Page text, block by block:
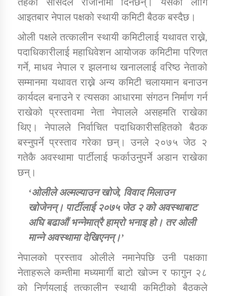
तातोपानी गाउँपालिका जुम्लाको महिनावारी सम्बन्धिकाे
सन्देश
तातोपानी गाउँपालिका जुम्लाको सूचना
तातोपानी गाउँपालिका जुम्लाको सूचना
आइतबार नेपाल पक्षको स्थायी कमिटी बैठक बस्दैछ।
ओली पक्षले तत्कालीन स्थायी कमिटीलाई यथावत राख्ने,
पदाधिकारीलाई महाधिवेशन आयोजक कमिटीमा परिणत
गर्ने, माधव नेपाल र झलनाथ खनाललाई वरिष्ठ नेताको
सम्मानमा यथावत राख्ने अन्य कमिटी चलायमान बनाउन
कार्यदल बनाउने र त्यसका आधारमा संगठन निर्माण गर्न
राखेको प्रस्तावमा नेता नेपालले असहमति राखेका
थिए। नेपालले निर्वाचित पदाधिकारीसहितको बैठक
बस्नुपर्ने प्रस्ताव गरेका छन्। उनले २०७५ जेठ २
गतेकै अवस्थामा पार्टीलाई फर्काउनुपर्ने अडान राखेका
छन्।
‘ओलीले अल्मल्याउन खोजे, विवाद मिलाउन
खोजेनन्। पार्टीलाई २०७५ जेठ २ को अवस्थाबाट
अघि बढाऔं भन्नेमात्रै हाम्रो भनाइ हो। तर ओली
मान्ने अवस्थामा देखिएनन्।’
नेपालको प्रस्ताव ओलीले नमानेपछि उनी पक्षकाा
नेताहरूले कम्तीमा मध्यमार्गी बाटो खोज्न र फागुन २८
को निर्णयलाई तत्कालीन स्थायी कमिटीको बैठकले